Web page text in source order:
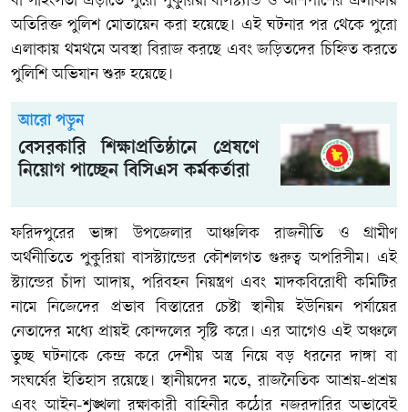
অতিরিক্ত পুলিশ মোতায়েন করা হয়েছে। এই ঘটনার পর থেকে পুরো
এলাকায় থমথমে অবস্থা বিরাজ করছে এবং জড়িতদের চিহ্নিত করতে
পুলিশি অভিযান শুরু হয়েছে।
আরো পড়ুন
বেসরকারি শিক্ষাপ্রতিষ্ঠানে প্রেষণে
নিয়োগ পাচ্ছেন বিসিএস কর্মকর্তারা
ফরিদপুরের ভাঙ্গা উপজেলার আঞ্চলিক রাজনীতি ও গ্রামীণ
অর্থনীতিতে পুকুরিয়া বাসস্ট্যান্ডের কৌশলগত গুরুত্ব অপরিসীম। এই
স্ট্যান্ডের চাঁদা আদায়, পরিবহন নিয়ন্ত্রণ এবং মাদকবিরোধী কমিটির
নামে নিজেদের প্রভাব বিস্তারের চেষ্টা স্থানীয় ইউনিয়ন পর্যায়ের
নেতাদের মধ্যে প্রায়ই কোন্দলের সৃষ্টি করে। এর আগেও এই অঞ্চলে
তুচ্ছ ঘটনাকে কেন্দ্র করে দেশীয় অস্ত্র নিয়ে বড় ধরনের দাঙ্গা বা
সংঘর্ষের ইতিহাস রয়েছে। স্থানীয়দের মতে, রাজনৈতিক আশ্রয়-প্রশ্রয়
এবং আইন-শৃঙ্খলা রক্ষাকারী বাহিনীর কঠোর নজরদারির অভাবেই